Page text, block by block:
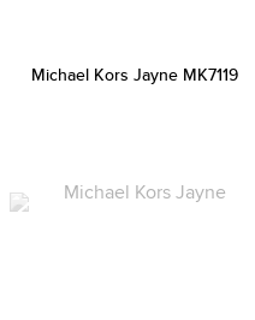
Michael Kors Jayne MK7119